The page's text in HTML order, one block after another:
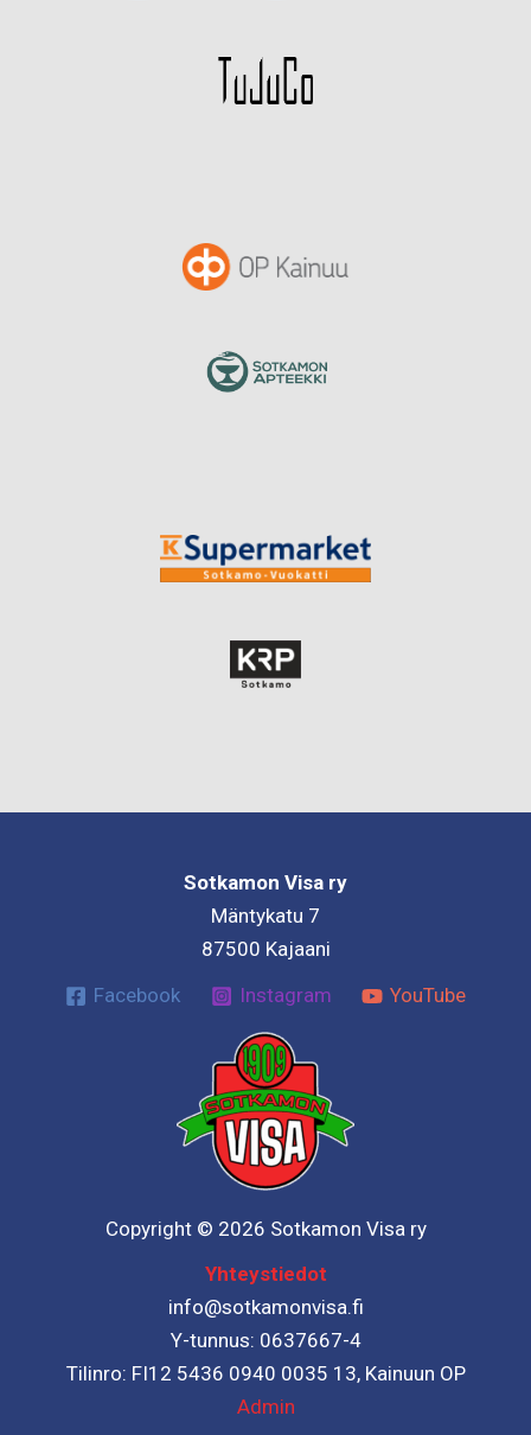
Sotkamon Visa ry
Mäntykatu 7
87500 Kajaani
Facebook
Instagram YouTube
Copyright © 2026 Sotkamon Visa ry
Yhteystiedot
info@sotkamonvisa.fi
Y-tunnus: 0637667-4
Tilinro: FI12 5436 0940 0035 13, Kainuun OP
Admin